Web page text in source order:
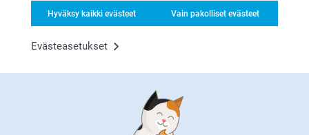
Hyväksy kaikki evästeet Vain pakolliset evästeet
Evästeasetukset
Tilaa uutiskirje
Kirjoita sähköpostiosoitteesi tähän